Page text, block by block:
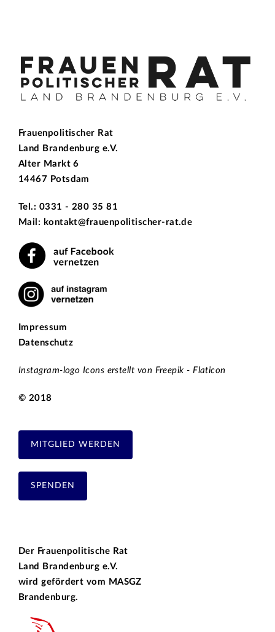
Frauenpolitischer Rat
Land Brandenburg e.V.
Alter Markt 6
14467 Potsdam
Tel.: 0331 - 280 35 81
Mail: kontakt@frauenpolitischer-rat.de
Impressum
Datenschutz
Instagram-logo Icons erstellt von Freepik - Flaticon
© 2018
MITGLIED WERDEN
SPENDEN
Der Frauenpolitische Rat
Land Brandenburg e.V.
wird gefördert vom MASGZ
Brandenburg.